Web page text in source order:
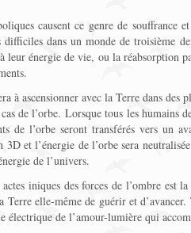
causent ce genre de souffrance
dans un monde de troisième
leur énergie de vie, ou la réabsorption
à ascensionner avec la Terre dans des
de l’orbe. Lorsque tous les humains
de l’orbe seront transférés vers un
et l’énergie de l’orbe sera
de l’univers.
iniques des forces de l’ombre est
Terre elle-même de guérir et
électrique de l’amour-lumière qui